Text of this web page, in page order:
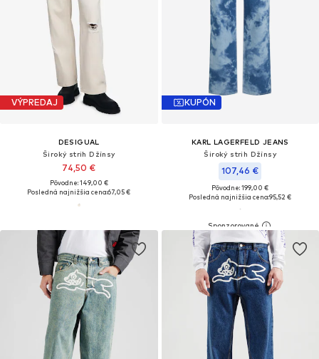
VÝPREDAJ
DESIGUAL
Široký strih Džínsy
74,50 €
Pôvodne: 149,00 €
Posledná najnižšia cena:67,05 €
KUPÓN
KARL LAGERFELD JEANS
Široký strih Džínsy
107,46 €
Pôvodne: 199,00 €
Posledná najnižšia cena:95,52 €